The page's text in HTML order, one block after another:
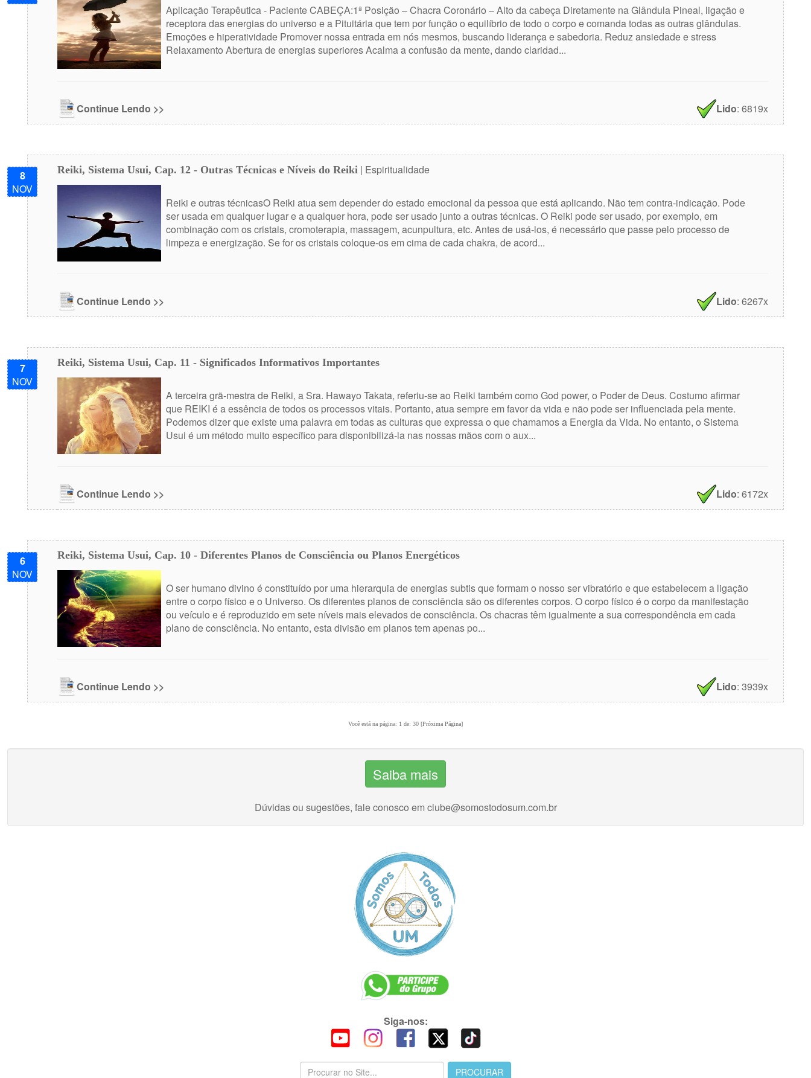
Aplicação Terapêutica - Paciente CABEÇA:1ª Posição – Chacra Coronário – Alto da cabeça Diretamente na Glândula Pineal, ligação e
receptora das energias do universo e a Pituitária que tem por função o equilíbrio de todo o corpo e comanda todas as outras glândulas.
Emoções e hiperatividade Promover nossa entrada em nós mesmos, buscando liderança e sabedoria. Reduz ansiedade e stress
Relaxamento Abertura de energias superiores Acalma a confusão da mente, dando claridad...
Continue Lendo >> Lido: 6819x
8
NOV
Reiki, Sistema Usui, Cap. 12 - Outras Técnicas e Níveis do Reiki | Espiritualidade
Reiki e outras técnicasO Reiki atua sem depender do estado emocional da pessoa que está aplicando. Não tem contra-indicação. Pode
ser usada em qualquer lugar e a qualquer hora, pode ser usado junto a outras técnicas. O Reiki pode ser usado, por exemplo, em
combinação com os cristais, cromoterapia, massagem, acunpultura, etc. Antes de usá-los, é necessário que passe pelo processo de
limpeza e energização. Se for os cristais coloque-os em cima de cada chakra, de acord...
Continue Lendo >> Lido: 6267x
7
NOV
Reiki, Sistema Usui, Cap. 11 - Significados Informativos Importantes
A terceira grã-mestra de Reiki, a Sra. Hawayo Takata, referiu-se ao Reiki também como God power, o Poder de Deus. Costumo afirmar
que REIKI é a essência de todos os processos vitais. Portanto, atua sempre em favor da vida e não pode ser influenciada pela mente.
Podemos dizer que existe uma palavra em todas as culturas que expressa o que chamamos a Energia da Vida. No entanto, o Sistema
Usui é um método muito específico para disponibilizá-la nas nossas mãos com o aux...
Continue Lendo >> Lido: 6172x
6
NOV
Reiki, Sistema Usui, Cap. 10 - Diferentes Planos de Consciência ou Planos Energéticos
O ser humano divino é constituído por uma hierarquia de energias subtis que formam o nosso ser vibratório e que estabelecem a ligação
entre o corpo físico e o Universo. Os diferentes planos de consciência são os diferentes corpos. O corpo físico é o corpo da manifestação
ou veículo e é reproduzido em sete níveis mais elevados de consciência. Os chacras têm igualmente a sua correspondência em cada
plano de consciência. No entanto, esta divisão em planos tem apenas po...
Continue Lendo >> Lido: 3939x
Você está na página: 1 de: 30 [Próxima Página]
Saiba mais
Dúvidas ou sugestões, fale conosco em clube@somostodosum.com.br
Siga-nos: